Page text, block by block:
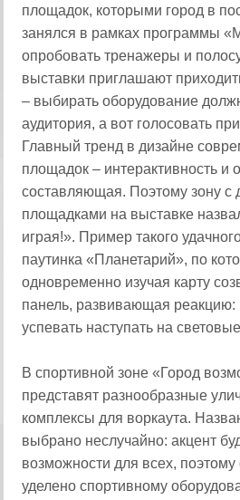
площадок, которыми город в
занялся в рамках программы
опробовать тренажеры и
выставки приглашают
– выбирать оборудование
аудитория, а вот голосовать
Главный тренд в дизайне
площадок – интерактивность и
составляющая. Поэтому зону с
площадками на выставке
играя!». Пример такого
паутинка «Планетарий», по
одновременно изучая карту
панель, развивающая реакцию:
успевать наступать на
В спортивной зоне «Город
представят разнообразные
комплексы для воркаута.
выбрано неслучайно: акцент
возможности для всех,
уделено спортивному